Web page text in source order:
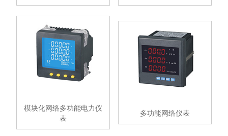
模块化网络多功能电力仪
表
多功能网络仪表